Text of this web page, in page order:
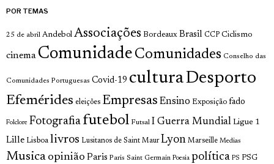
POR TEMAS
25 de abril Andebol Associações Bordeaux Brasil CCP Ciclismo
cinema Comunidade Comunidades Conselho das
Comunidades Portuguesas Covid-19 culturaDesporto
Efemérides eleições Empresas Ensino Exposição fado
Folclore Fotografia futebol Futsal I Guerra Mundial Ligue 1
Lille Lisboa livros Lusitanos de Saint Maur Lyon Marseille Medias
Musica opinião Paris Paris Saint Germain Poesia política PS PSG